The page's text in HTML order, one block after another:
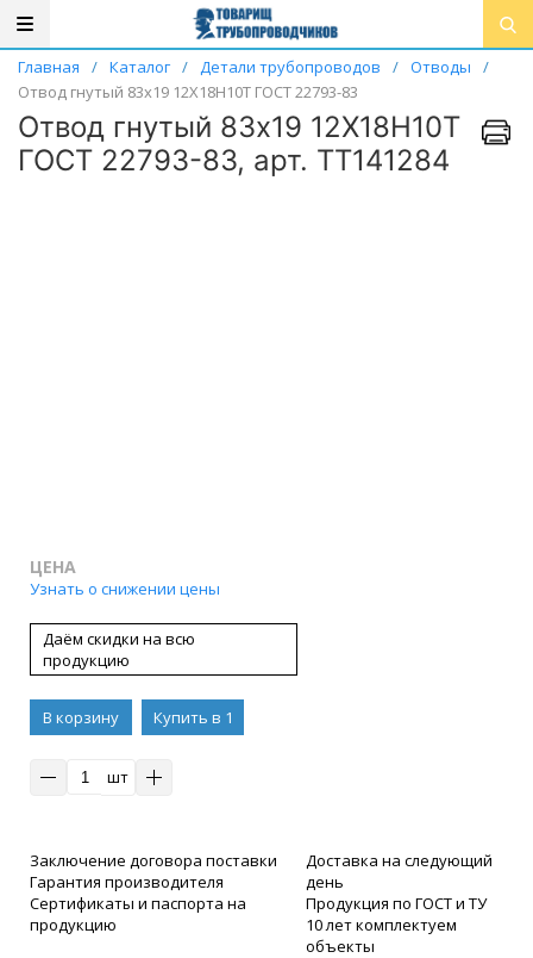
Главная / Каталог / Детали трубопроводов / Отводы
/
Отвод гнутый 83х19 12Х18Н10Т ГОСТ 22793-83
Отвод гнутый 83х19 12Х18Н10Т
ГОСТ 22793-83, арт. ТТ141284
ЦЕНА
Узнать о снижении цены
Даём скидки на всю
продукцию
В корзину
Купить в 1
шт
Заключение договора поставки
Гарантия производителя
Сертификаты и паспорта на
продукцию
Доставка на следующий
день
Продукция по ГОСТ и ТУ
10 лет комплектуем
объекты